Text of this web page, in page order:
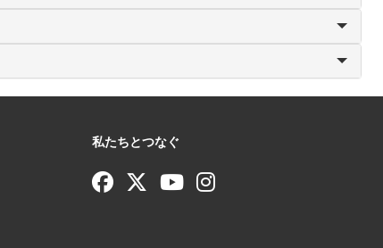
私たちとつなぐ